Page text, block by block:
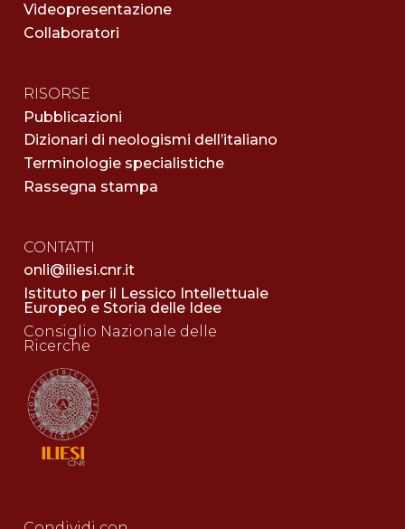
Videopresentazione
Collaboratori
RISORSE
Pubblicazioni
Dizionari di neologismi dell’italiano
Terminologie specialistiche
Rassegna stampa
CONTATTI
onli@iliesi.cnr.it
Istituto per il Lessico Intellettuale
Europeo e Storia delle Idee
Consiglio Nazionale delle
Ricerche